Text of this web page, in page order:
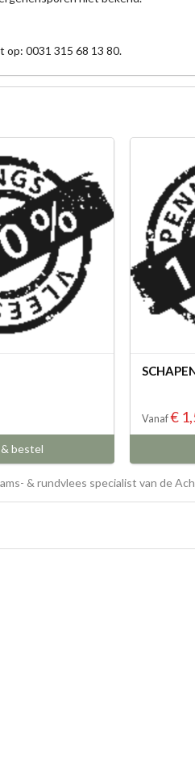
0031 315 68 13 80.
bestel
Vanaf€
& rundvlees specialist van de